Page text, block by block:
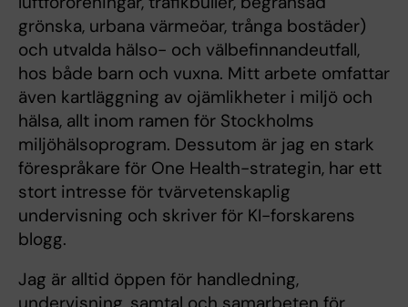
grönska, urbana värmeöar, trånga bostäder)
och utvalda hälso- och välbefinnandeutfall,
hos både barn och vuxna. Mitt arbete omfattar
även kartläggning av ojämlikheter i miljö och
hälsa, allt inom ramen för Stockholms
miljöhälsoprogram. Dessutom är jag en stark
förespråkare för One Health-strategin, har ett
stort intresse för tvärvetenskaplig
undervisning och skriver för KI-forskarens
blogg.
Jag är alltid öppen för handledning,